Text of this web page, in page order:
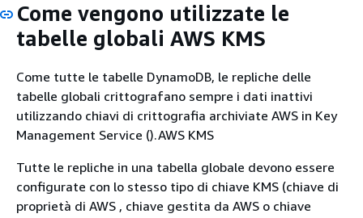
Come vengono utilizzate le
tabelle globali AWS KMS
Come tutte le tabelle DynamoDB, le repliche delle
tabelle globali crittografano sempre i dati inattivi
utilizzando chiavi di crittografia archiviate AWS in Key
Management Service ().AWS KMS
Tutte le repliche in una tabella globale devono essere
configurate con lo stesso tipo di chiave KMS (chiave di
proprietà di AWS , chiave gestita da AWS o chiave